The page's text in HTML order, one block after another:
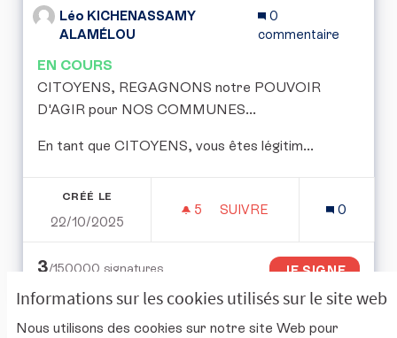
Informations sur les cookies utilisés sur le site web
Nous utilisons des cookies sur notre site Web pour
Léo KICHENASSAMY
ALAMÉLOU
0
commentaire
EN COURS
CITOYENS, REGAGNONS notre POUVOIR
D'AGIR pour NOS COMMUNES...
En tant que CITOYENS, vous êtes légitim...
CRÉÉ LE
22/10/2025
5 5 ABONNÉS
SUIVRE
0
3/150000 signatures JE SIGNE